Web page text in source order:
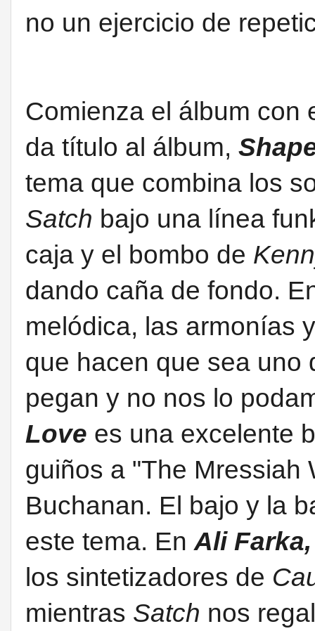
no un ejercicio de
Comienza el álbum con
da título al álbum,
tema que combina los
Satch bajo una línea
caja y el bombo de
dando caña de fondo.
melódica, las armonías
que hacen que sea uno
pegan y no nos lo
Love es una excelente
guiños a "The Mressiah
Buchanan. El bajo y la
este tema. En Ali
los sintetizadores de
mientras Satch nos